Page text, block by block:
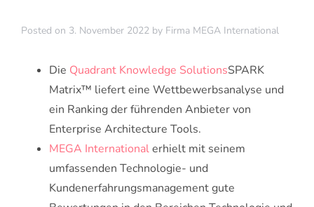
Posted on 3. November 2022 by Firma MEGA International
Die Quadrant Knowledge SolutionsSPARK
Matrix™ liefert eine Wettbewerbsanalyse und
ein Ranking der führenden Anbieter von
Enterprise Architecture Tools.
MEGA Internationalerhielt mit seinem
umfassenden Technologie- und
Kundenerfahrungsmanagement gute